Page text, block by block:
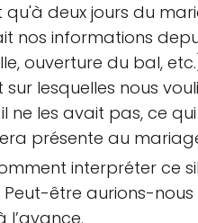
deux jours du
informations
ouverture du bal,
lesquelles nous
ne les avait pas, ce
présente au
interpréter ce
être aurions-